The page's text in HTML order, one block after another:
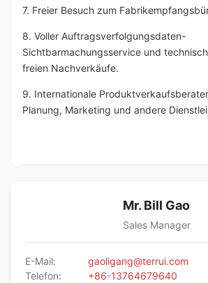
7. Freier Besuch zum
8. Voller Auftragsverfolgungsdaten-
Sichtbarmachungsservice und
freien Nachverkäufe.
9. Internationale
Planung, Marketing und andere
Mr. Bill Gao
Sales Manager
E-Mail:
gaoligang@terrui.com
Telefon:
+86-13764679640